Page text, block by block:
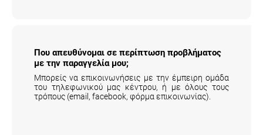
Που απευθύνομαι σε περίπτωση προβλήματος
με την παραγγελία μου;
Μπορείς να επικοινωνήσεις με την έμπειρη ομάδα
του τηλεφωνικού μας κέντρου, ή με όλους τους
τρόπους (email, facebook, φόρμα επικοινωνίας).